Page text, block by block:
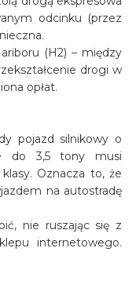
odcinku (przez
(H2) – między
drogi w
opłat.
pojazd silnikowy o
do 3,5 tony musi
Oznacza to, że
na autostradę
nie ruszając się z
internetowego.